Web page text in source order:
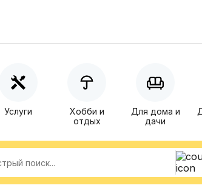
Услуги
Хобби и
отдых
Для дома и
дачи